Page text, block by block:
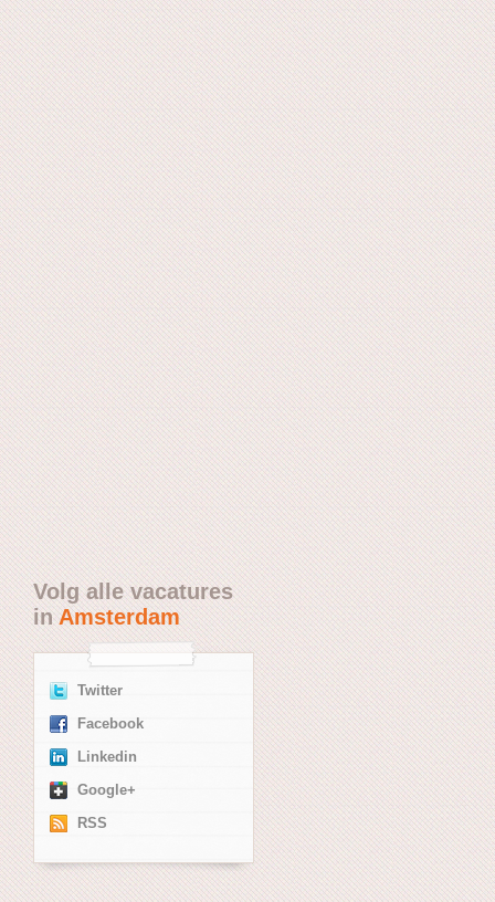
Volg alle vacatures
in Amsterdam
Twitter
Facebook
Linkedin
Google+
RSS